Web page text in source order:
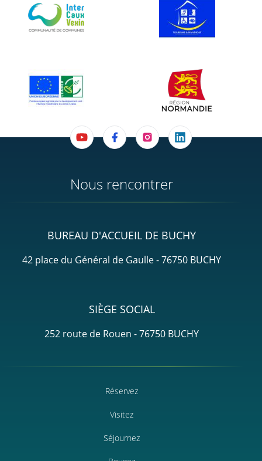
Nous rencontrer
BUREAU D'ACCUEIL DE BUCHY
42 place du Général de Gaulle - 76750 BUCHY
SIÈGE SOCIAL
252 route de Rouen - 76750 BUCHY
Réservez
Visitez
Séjournez